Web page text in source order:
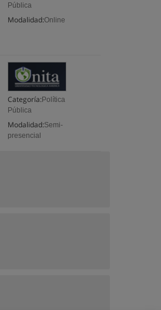
Pública
Modalidad:Online
Categoría: Política
Pública
Modalidad:Semi-
presencial